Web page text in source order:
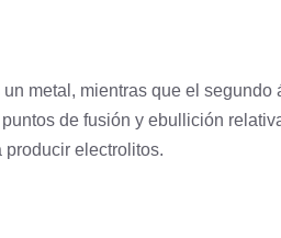
un metal, mientras que el segundo
de fusión y ebullición
electrolitos.